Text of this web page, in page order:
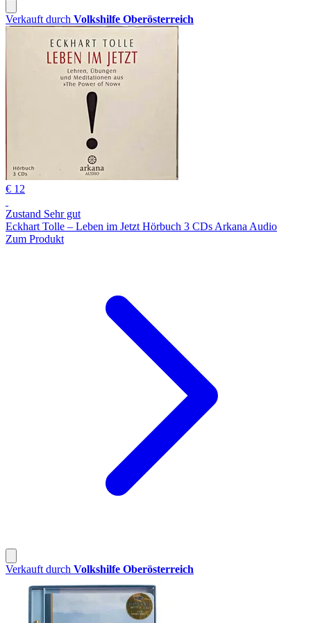
Verkauft durch Volkshilfe Oberösterreich
€ 12
Zustand Sehr gut
Eckhart Tolle – Leben im Jetzt Hörbuch 3 CDs Arkana Audio
Zum Produkt
Verkauft durch Volkshilfe Oberösterreich